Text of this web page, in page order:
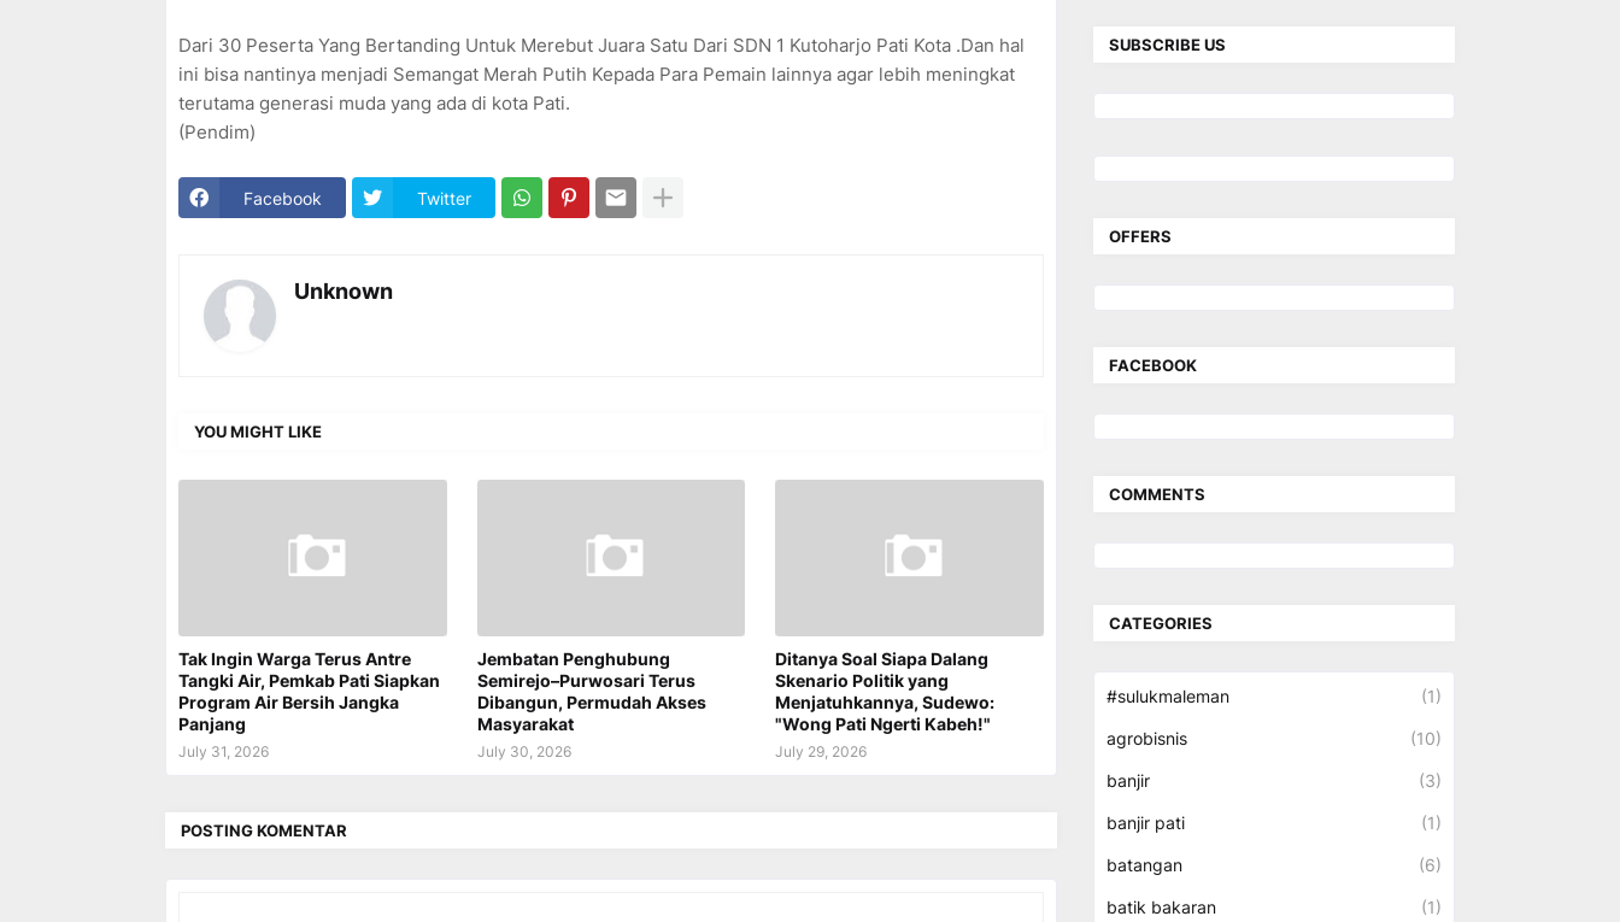
Dari 30 Peserta Yang Bertanding Untuk Merebut Juara Satu Dari SDN 1 Kutoharjo Pati Kota .Dan hal
ini bisa nantinya menjadi Semangat Merah Putih Kepada Para Pemain lainnya agar lebih meningkat
terutama generasi muda yang ada di kota Pati.
(Pendim)
Facebook Twitter
Unknown
YOU MIGHT LIKE
Tak Ingin Warga Terus Antre
Tangki Air, Pemkab Pati Siapkan
Program Air Bersih Jangka
Panjang
July 31, 2026
Jembatan Penghubung
Semirejo–Purwosari Terus
Dibangun, Permudah Akses
Masyarakat
July 30, 2026
Ditanya Soal Siapa Dalang
Skenario Politik yang
Menjatuhkannya, Sudewo:
"Wong Pati Ngerti Kabeh!"
July 29, 2026
POSTING KOMENTAR
SUBSCRIBE US
OFFERS
FACEBOOK
COMMENTS
CATEGORIES
#sulukmaleman (1)
agrobisnis (10)
banjir (3)
banjir pati (1)
batangan (6)
batik bakaran (1)